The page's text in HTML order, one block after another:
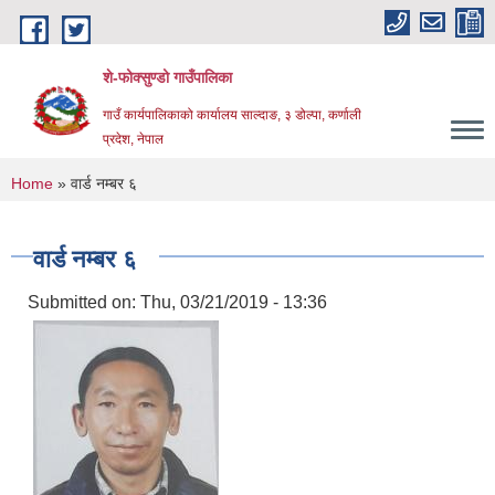
Skip to main content
शे-फोक्सुण्डो गाउँपालिका
गाउँ कार्यपालिकाको कार्यालय साल्दाङ, ३ डोल्पा, कर्णाली
प्रदेश, नेपाल
You are here
Home » वार्ड नम्बर ६
वार्ड नम्बर ६
Submitted on: Thu, 03/21/2019 - 13:36